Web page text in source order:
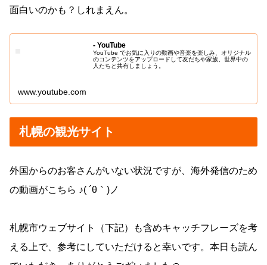
面白いのかも？しれまえん。
- YouTube
YouTube でお気に入りの動画や音楽を楽しみ、オリジナル
のコンテンツをアップロードして友だちや家族、世界中の
人たちと共有しましょう。
www.youtube.com
札幌の観光サイト
外国からのお客さんがいない状況ですが、海外発信のため
の動画がこちら ♪( ´θ｀)ノ
札幌市ウェブサイト（下記）も含めキャッチフレーズを考
える上で、参考にしていただけると幸いです。本日も読ん